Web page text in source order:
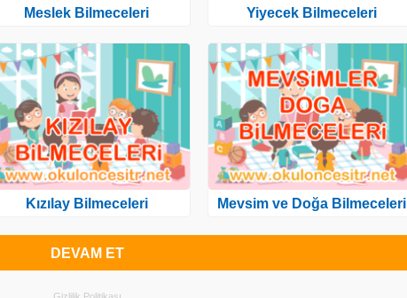
Meslek Bilmeceleri
Kızılay Bilmeceleri
Yiyecek Bilmeceleri
Mevsim ve Doğa Bilmeceleri
DEVAM ET